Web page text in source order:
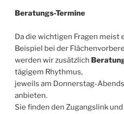
Beratungs-Termine
Da die wichtigen Fragen meist
Beispiel bei der
werden wir zusätzlich
tägigem Rhythmus,
jeweils am Donnerstag-
anbieten.
Sie finden den Zugangslink